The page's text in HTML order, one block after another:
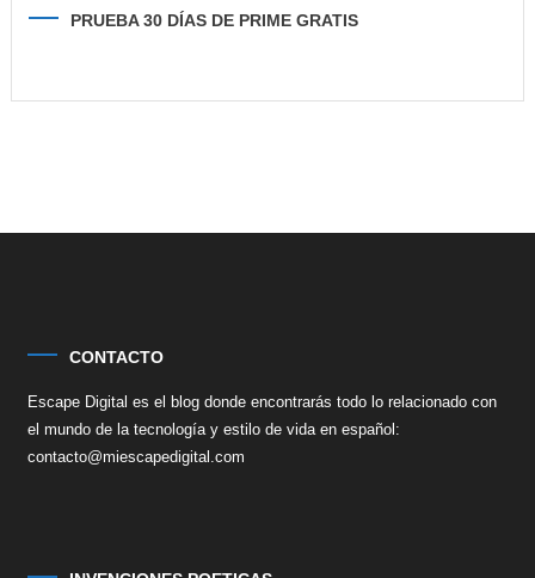
PRUEBA 30 DÍAS DE PRIME GRATIS
CONTACTO
Escape Digital es el blog donde encontrarás todo lo relacionado con
el mundo de la tecnología y estilo de vida en español:
contacto@miescapedigital.com